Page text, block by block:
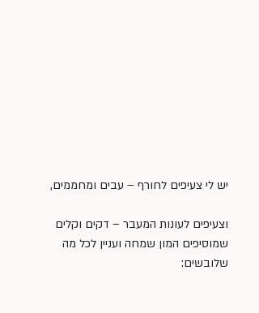
יש לי צעיפים לחורף – עבים ומחממים,
וצעיפים לעונות המעבר – דקים וקלים
שמוסיפים המון שמחה ועניין לכל מה
שלובשים: